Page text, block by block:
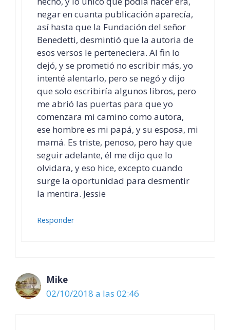
negar en cuanta publicación aparecía,
así hasta que la Fundación del señor
Benedetti, desmintió que la autoria de
esos versos le perteneciera. Al fin lo
dejó, y se prometió no escribir más, yo
intenté alentarlo, pero se negó y dijo
que solo escribiría algunos libros, pero
me abrió las puertas para que yo
comenzara mi camino como autora,
ese hombre es mi papá, y su esposa, mi
mamá. Es triste, penoso, pero hay que
seguir adelante, él me dijo que lo
olvidara, y eso hice, excepto cuando
surge la oportunidad para desmentir
la mentira. Jessie
Responder
Mike
02/10/2018 a las 02:46